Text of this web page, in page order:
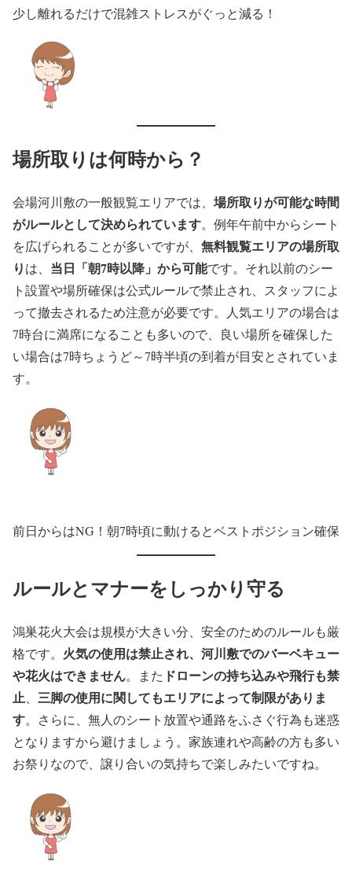
少し離れるだけで混雑ストレスがぐっと減る！
場所取りは何時から？
会場河川敷の一般観覧エリアでは、 場所取りが可能な時間
がルールとして決められています。例年午前中からシート
を広げられることが多いですが、 無料観覧エリアの場所取
りは、 当日「朝7時以降」から可能です。それ以前のシー
ト設置や場所確保は公式ルールで禁止され、スタッフによ
って撤去されるため注意が必要です。人気エリアの場合は
7時台に満席になることも多いので、良い場所を確保した
い場合は7時ちょうど～7時半頃の到着が目安とされていま
す。
前日からはNG！朝7時頃に動けるとベストポジション確保
ルールとマナーをしっかり守る
鴻巣花火大会は規模が大きい分、安全のためのルールも厳
格です。 火気の使用は禁止され、河川敷でのバーベキュー
や花火はできません。また ドローンの持ち込みや飛行も禁
止
三脚の使用に関してもエリアによって制限がありま
す。さらに、無人のシート放置や通路をふさぐ行為も迷惑
となりますから避けましょう。家族連れや高齢の方も多い
お祭りなので、譲り合いの気持ちで楽しみたいですね。